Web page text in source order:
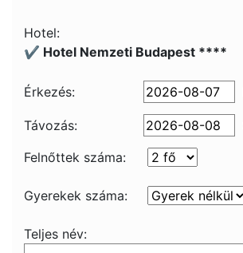
Hotel:
✔️ Hotel Nemzeti Budapest ****
Érkezés:
Távozás:
Felnőttek száma:
Gyerekek száma:
Teljes név: